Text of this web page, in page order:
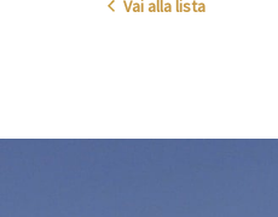
Vai alla lista